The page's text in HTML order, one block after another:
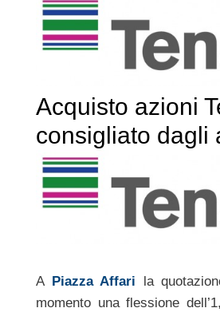
Acquisto azioni
consigliato dagli
A Piazza Affari la
momento una flessione